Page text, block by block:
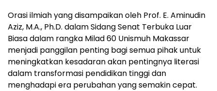
Orasi ilmiah yang disampaikan oleh Prof. E. Aminudin
Aziz, M.A., Ph.D. dalam Sidang Senat Terbuka Luar
Biasa dalam rangka Milad 60 Unismuh Makassar
menjadi panggilan penting bagi semua pihak untuk
meningkatkan kesadaran akan pentingnya literasi
dalam transformasi pendidikan tinggi dan
menghadapi era perubahan yang semakin cepat.